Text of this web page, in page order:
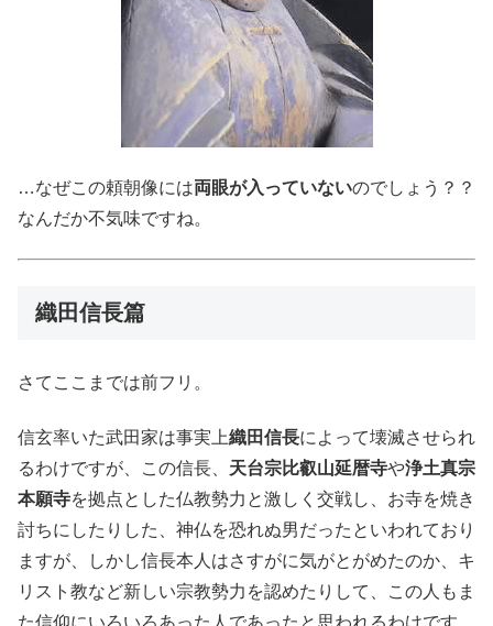
…なぜこの頼朝像には両眼が入っていないのでしょう？？
なんだか不気味ですね。
織田信長篇
さてここまでは前フリ。
信玄率いた武田家は事実上織田信長によって壊滅させられ
るわけですが、この信長、 天台宗比叡山延暦寺や浄土真宗
本願寺を拠点とした仏教勢力と激しく交戦し、お寺を焼き
討ちにしたりした、神仏を恐れぬ男だったといわれており
ますが、しかし信長本人はさすがに気がとがめたのか、キ
リスト教など新しい宗教勢力を認めたりして、この人もま